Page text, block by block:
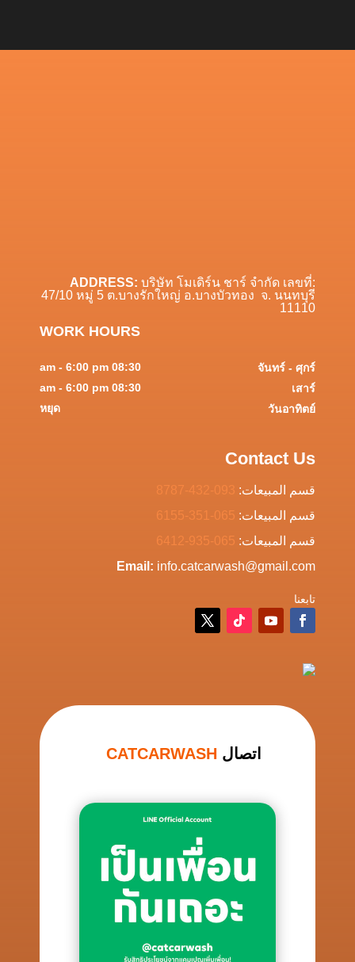
ADDRESS: บริษัท โมเดิร์น ชาร์ จำกัด เลขที่:
47/10 หมู่ 5 ต.บางรักใหญ่ อ.บางบัวทอง จ. นนทบุรี
11110
WORK HOURS
จันทร์ - ศุกร์
08:30 am - 6:00 pm
เสาร์
08:30 am - 6:00 pm
วันอาทิตย์
หยุด
Contact Us
قسم المبيعات: 093-432-8787
قسم المبيعات: 065-351-6155
قسم المبيعات: 065-935-6412
Email: info.catcarwash@gmail.com
تابعنا
اتصال CATCARWASH